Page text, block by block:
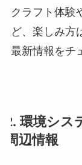
クラフト体験
ど、楽しみ方
最新情報をチ
2. 環境シ
周辺情報